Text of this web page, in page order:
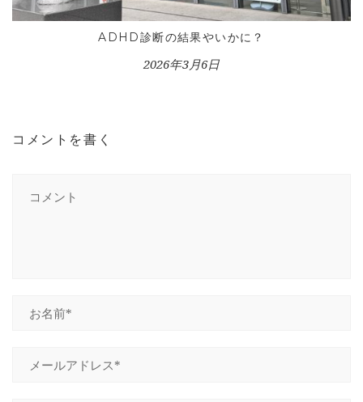
ADHD診断の結果やいかに？
2026年3月6日
コメントを書く